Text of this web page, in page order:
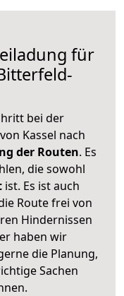
für
bei der
Kassel nach
der Routen. Es
die sowohl
ist. Es ist auch
Route frei von
Hindernissen
haben wir
die Planung,
Sachen